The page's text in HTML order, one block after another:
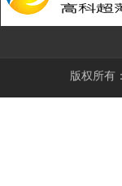
版权所有